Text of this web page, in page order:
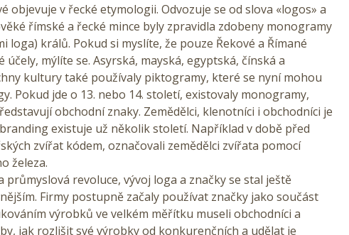
objevuje v řecké etymologii. Odvozuje se od slova «logos» a
římské a řecké mince byly zpravidla zdobeny monogramy
loga) králů. Pokud si myslíte, že pouze Řekové a Římané
mýlíte se. Asyrská, mayská, egyptská, čínská a
kultury také používaly piktogramy, které se nyní mohou
Pokud jde o 13. nebo 14. století, existovaly monogramy,
obchodní znaky. Zemědělci, klenotníci i obchodníci je
existuje už několik století. Například v době před
zvířat kódem, označovali zemědělci zvířata pomocí
železa.
průmyslová revoluce, vývoj loga a značky se stal ještě
Firmy postupně začaly používat značky jako součást
výrobků ve velkém měřítku museli obchodníci a
jak rozlišit své výrobky od konkurenčních a udělat je